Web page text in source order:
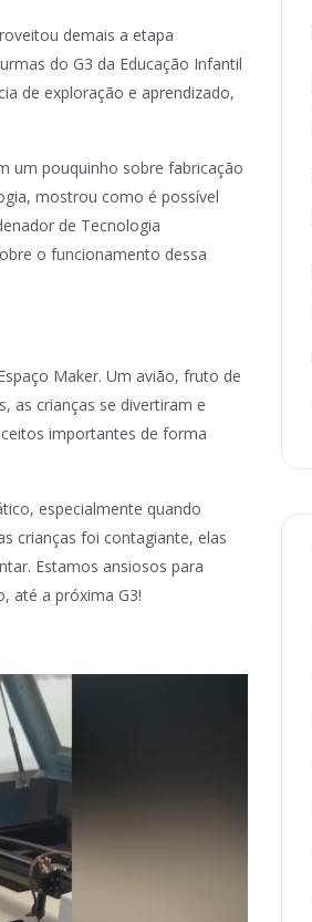
demais a etapa
do G3 da Educação Infantil
de exploração e aprendizado,
um pouquinho sobre fabricação
mostrou como é possível
de Tecnologia
o funcionamento dessa
Maker. Um avião, fruto de
as crianças se divertiram e
importantes de forma
especialmente quando
crianças foi contagiante, elas
Estamos ansiosos para
até a próxima G3!